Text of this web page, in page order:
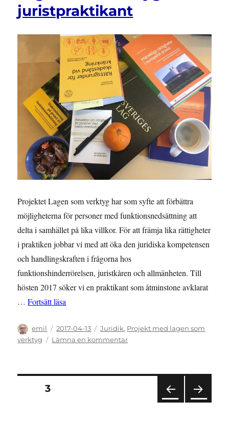
juristpraktikant
Projektet Lagen som verktyg har som syfte att förbättra
möjligheterna för personer med funktionsnedsättning att
delta i samhället på lika villkor. För att främja lika rättigheter
i praktiken jobbar vi med att öka den juridiska kompetensen
och handlingskraften i frågorna hos
funktionshinderrörelsen, juristkåren och allmänheten. Till
hösten 2017 söker vi en praktikant som åtminstone avklarat
…Fortsätt läsa
Författare
emil
Publicerat
den
2017-04-13 Kategorier
Juridik, Projekt med lagen som
verktyg
Lämna en kommentartill
juristpraktikant
Sidnumrering
SIDA3